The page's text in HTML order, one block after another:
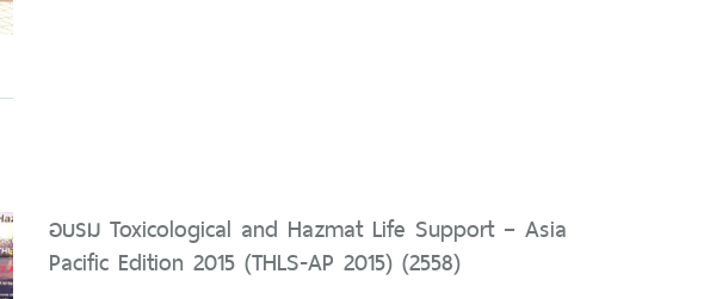
อบรม Toxicological and Hazmat Life Support – Asia
Pacific Edition 2015 (THLS-AP 2015) (2558)